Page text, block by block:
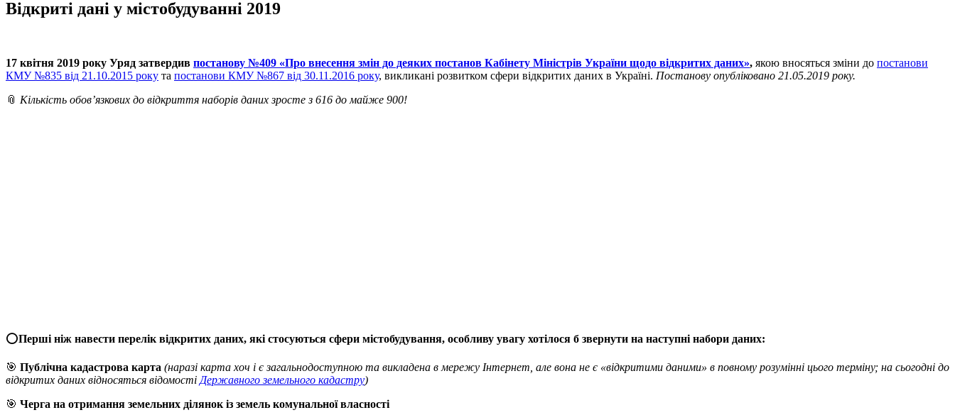
Відкриті дані у містобудуванні 2019
17 квітня 2019 року Уряд затвердив постанову №409 «Про внесення змін до деяких постанов Кабінету Міністрів України щодо відкритих даних», якою вносяться зміни до постанови
КМУ №835 від 21.10.2015 року та постанови КМУ №867 від 30.11.2016 року, викликані розвитком сфери відкритих даних в Україні. Постанову опубліковано 21.05.2019 року.
📎 Кількість обов’язкових до відкриття наборів даних зросте з 616 до майже 900!
⭕️Перші ніж навести перелік відкритих даних, які стосуються сфери містобудування, особливу увагу хотілося б звернути на наступні набори даних:
🎯 Публічна кадастрова карта (наразі карта хоч і є загальнодоступною та викладена в мережу Інтернет, але вона не є «відкритими даними» в повному розумінні цього терміну; на сьогодні до
відкритих даних відносяться відомості Державного земельного кадастру)
🎯 Черга на отримання земельних ділянок із земель комунальної власності